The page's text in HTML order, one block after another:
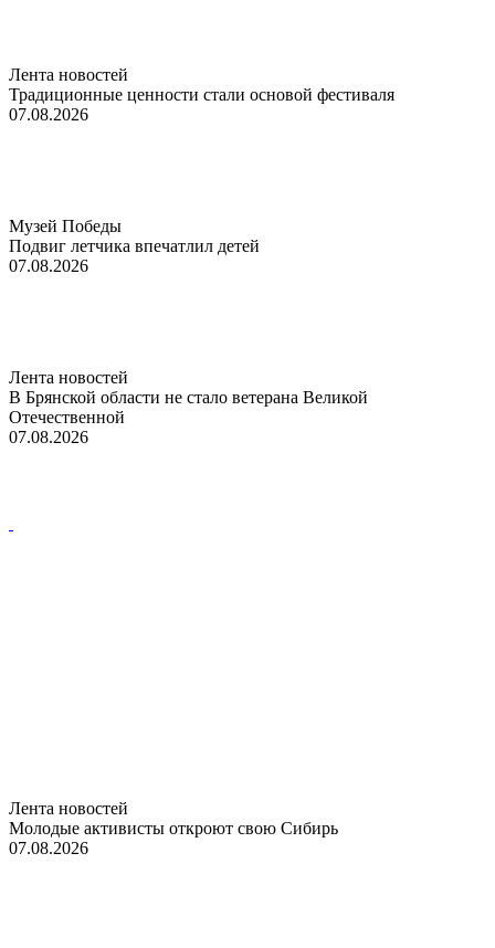
Лента новостей
Традиционные ценности стали основой фестиваля
07.08.2026
Музей Победы
Подвиг летчика впечатлил детей
07.08.2026
Лента новостей
В Брянской области не стало ветерана Великой
Отечественной
07.08.2026
Лента новостей
Молодые активисты откроют свою Сибирь
07.08.2026